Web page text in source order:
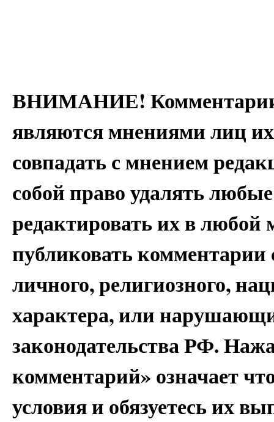
ВНИМАНИЕ! Комментарии
являются мнениями лиц
совпадать с мнением
собой право удалять
редактировать их в
публиковать
личного, религиозного,
характера, или
законодательства РФ.
комментарий» означает
условия и обязуетесь их